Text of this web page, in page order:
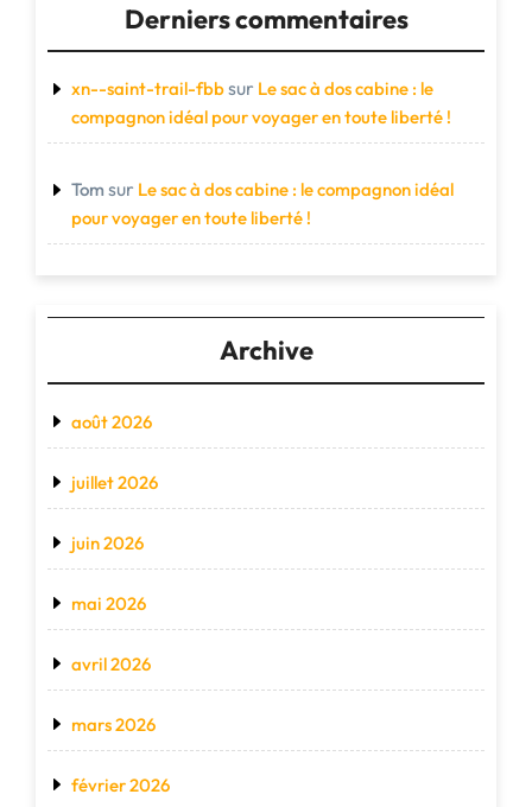
Derniers commentaires
xn--saint-trail-fbbsur Le sac à dos cabine : le
compagnon idéal pour voyager en toute liberté !
Tom sur Le sac à dos cabine : le compagnon idéal
pour voyager en toute liberté !
Archive
août 2026
juillet 2026
juin 2026
mai 2026
avril 2026
mars 2026
février 2026